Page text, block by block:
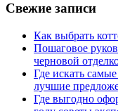
Свежие записи
Как выбрать
Пошаговое
черновой
Где искать
лучшие
Где выгодно